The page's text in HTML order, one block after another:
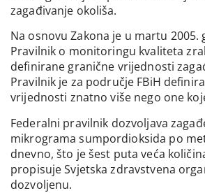
zagađivanje okoliša.
Na osnovu Zakona je u martu 2005.
Pravilnik o monitoringu kvaliteta
definirane granične vrijednosti
Pravilnik je za područje FBiH
vrijednosti znatno više nego one
Federalni pravilnik dozvoljava
mikrograma sumpordioksida po
dnevno, što je šest puta veća
propisuje Svjetska zdravstvena
dozvoljenu.